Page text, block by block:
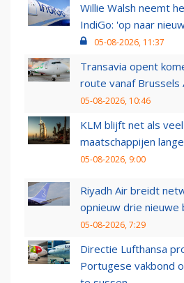
Willie Walsh neemt
IndiGo: 'op naar
05-08-2026, 11:37
Transavia opent
route vanaf Brussels
05-08-2026, 10:46
KLM blijft net als
maatschappijen
05-08-2026, 9:00
Riyadh Air breidt
opnieuw drie nieuwe
05-08-2026, 7:29
Directie Lufthansa
Portugese vakbond